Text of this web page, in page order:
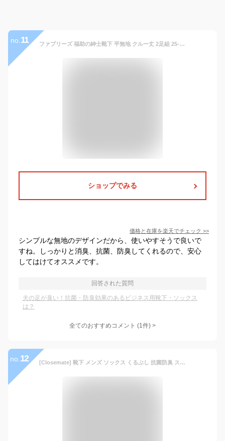
no. 11 ファブリーズ 福助の紳士靴下 平無地 クルー丈 2足組 25-27cm 正規品 ソックス 福助 fukusuke ふくすけ FUKUSUKE 靴下 紳士靴下 メンズ スーツスタイル ファブリーズ 消臭 抗菌 防臭 シンプル 無地 2足組 クロネコゆうパケット対応
ショップでみる
価格と在庫を楽天でチェック >>
シンプルな無地のデザインだから、使いやすそうで良いで
すね。しっかりと消臭、抗菌、防臭してくれるので、安心
してはけてオススメです。
回答された質問
夫の足が臭い！抗菌・防臭効果のあるビジネス用靴下・ソックス
は？
全てのおすすめコメント (1件) >
no. 12 [Closemate] 靴下 メンズ ソックス くるぶし 抗菌防臭 スポーツソックス 蒸れない ビジネス 吸汗通気 スニーカーソックス 通勤通学 カジュアル 耐久性良く 綿 アウトドア 6足セット ショートソックス 四季兼用